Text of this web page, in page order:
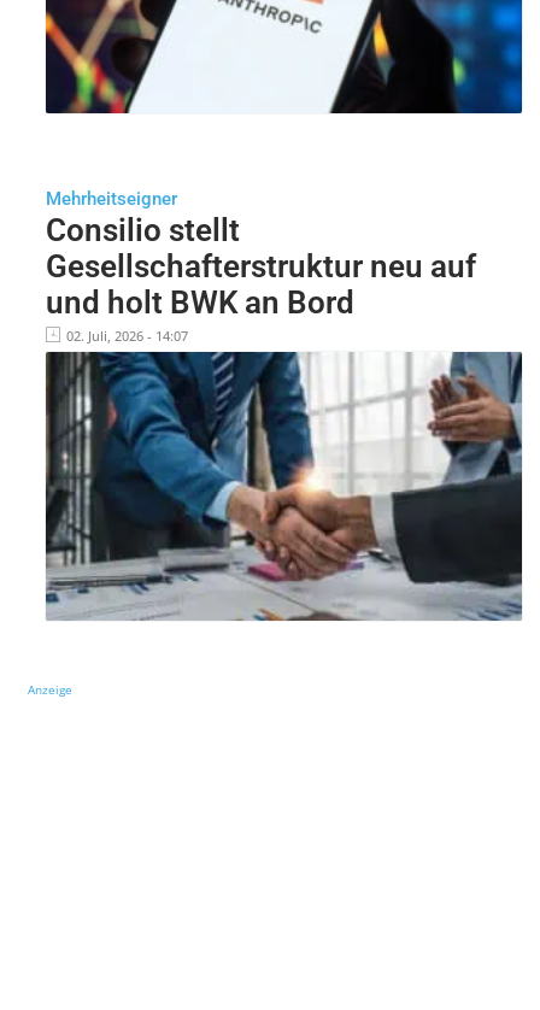
Mehrheitseigner
Consilio stellt
Gesellschafterstruktur neu auf
und holt BWK an Bord
02. Juli, 2026 - 14:07
Anzeige